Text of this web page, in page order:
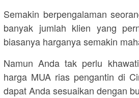
Semakin berpengalaman
banyak jumlah klien yang
biasanya harganya semakin
Namun Anda tak perlu
harga MUA rias pengantin di
dapat Anda sesuaikan dengan